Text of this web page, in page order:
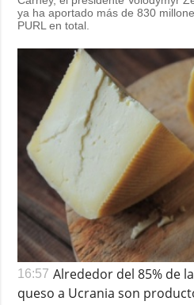
ya ha aportado más de 830
PURL en total.
16:57 Alrededor del 85% de
queso a Ucrania son